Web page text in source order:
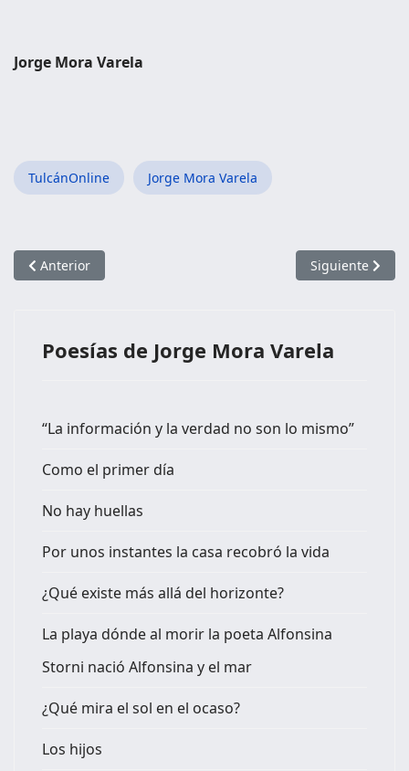
Jorge Mora Varela
TulcánOnline Jorge Mora Varela
Artículo anterior: YO RECLAMO PARA TI EL DERECHO A LA
Anterior Artículo
Siguiente
Poesías de Jorge Mora Varela
“La información y la verdad no son lo mismo”
Como el primer día
No hay huellas
Por unos instantes la casa recobró la vida
¿Qué existe más allá del horizonte?
La playa dónde al morir la poeta Alfonsina
Storni nació Alfonsina y el mar
¿Qué mira el sol en el ocaso?
Los hijos